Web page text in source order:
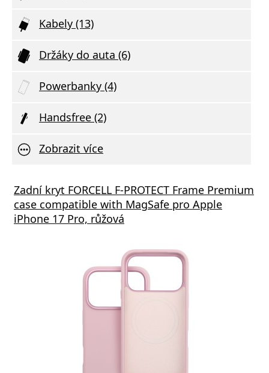
Kabely (13)
Držáky do auta (6)
Powerbanky (4)
Handsfree (2)
Zobrazit více
Zadní kryt FORCELL F-PROTECT Frame Premium
case compatible with MagSafe pro Apple
iPhone 17 Pro, růžová
nabíječky FIXED Mini s USB-C
a USB-C/USB-C kabelu, podpora PD,
20W, bílá
kabel Baseus Cafule Series Metal Type-
C 100W 1m, černá